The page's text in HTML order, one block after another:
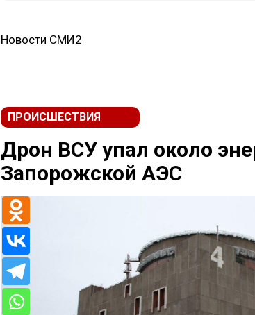
Новости СМИ2
ПРОИСШЕСТВИЯ
Дрон ВСУ упал около
Запорожской АЭС